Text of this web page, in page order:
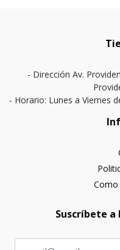
- Dirección Av.
- Horario: Lunes a Viernes
Como
Suscríbete